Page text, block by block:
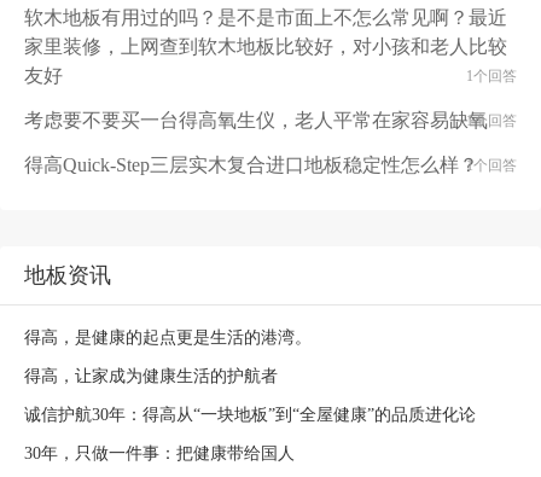
软木地板有用过的吗？是不是市面上不怎么常见啊？最近
家里装修，上网查到软木地板比较好，对小孩和老人比较
友好
1个回答
考虑要不要买一台得高氧生仪，老人平常在家容易缺氧1个回答
得高Quick-Step三层实木复合进口地板稳定性怎么样？1个回答
地板资讯
得高，是健康的起点更是生活的港湾。
得高，让家成为健康生活的护航者
诚信护航30年：得高从“一块地板”到“全屋健康”的品质进化论
30年，只做一件事：把健康带给国人